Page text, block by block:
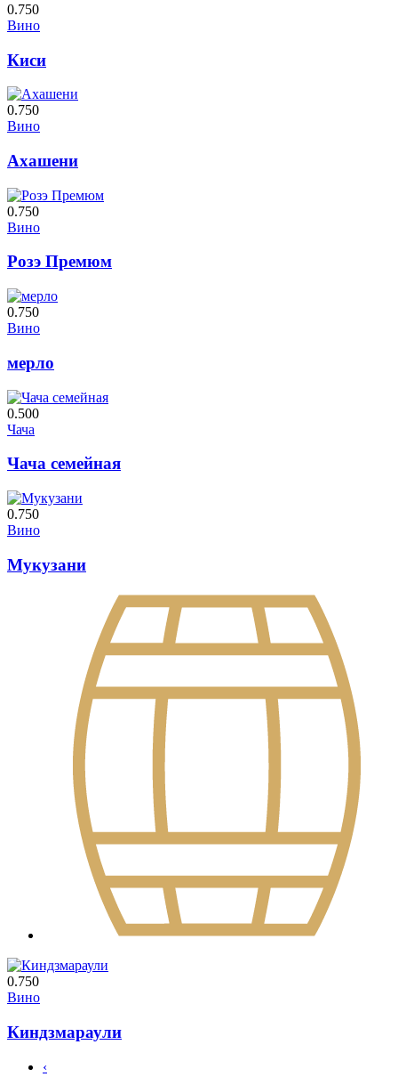
0.750
Вино
Киси
0.750
Вино
Ахашени
0.750
Вино
Розэ Премюм
0.750
Вино
мерло
0.500
Чача
Чача семейная
0.750
Вино
Мукузани
0.750
Вино
Киндзмараули
‹